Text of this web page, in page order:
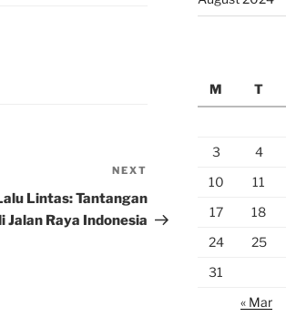
Post
NEXT
Lintas: Tantangan
Jalan Raya Indonesia
M
T
3
4
10
11
17
18
24
25
31
« Mar